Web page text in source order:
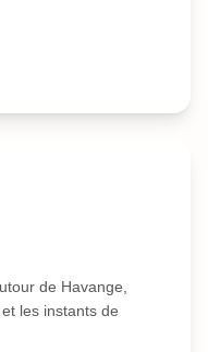
de Havange,
les instants de